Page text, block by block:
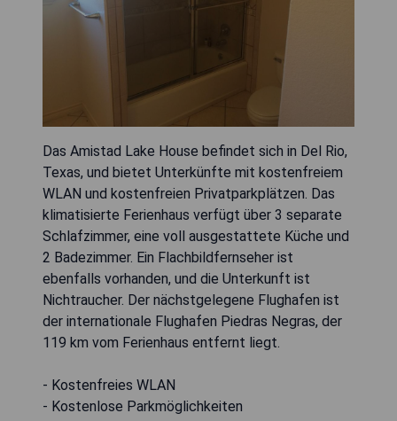
Das Amistad Lake House befindet sich in Del Rio,
Texas, und bietet Unterkünfte mit kostenfreiem
WLAN und kostenfreien Privatparkplätzen. Das
klimatisierte Ferienhaus verfügt über 3 separate
Schlafzimmer, eine voll ausgestattete Küche und
2 Badezimmer. Ein Flachbildfernseher ist
ebenfalls vorhanden, und die Unterkunft ist
Nichtraucher. Der nächstgelegene Flughafen ist
der internationale Flughafen Piedras Negras, der
119 km vom Ferienhaus entfernt liegt.
- Kostenfreies WLAN
- Kostenlose Parkmöglichkeiten